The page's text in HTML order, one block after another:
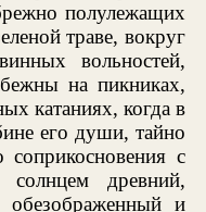
полулежащих
траве, вокруг
вольностей,
на пикниках,
катаниях, когда в
его души, тайно
соприкосновения с
древний,
обезображенный и